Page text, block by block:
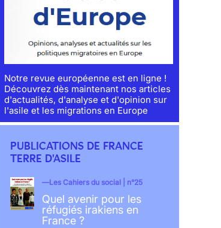
Notre revue européenne est en ligne !
Découvrez dès maintenant nos articles
d'actualités, d'analyse et d'opinion sur
l'asile et les migrations en Europe
PUBLICATIONS DE FRANCE
TERRE D'ASILE
Les Cahiers du social | n°25
Quel avenir pour les
réfugiés irakiens en
France ?